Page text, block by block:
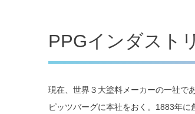
PPGインダスト
現在、世界３大塗料メーカーの一社で
ピッツバーグに本社をおく。1883年